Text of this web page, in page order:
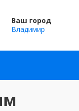
Ваш город
Владимир